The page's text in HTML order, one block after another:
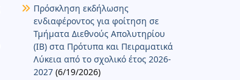
Πρόσκληση εκδήλωσης
ενδιαφέροντος για φοίτηση σε
Τμήματα Διεθνούς Απολυτηρίου
(IB) στα Πρότυπα και Πειραματικά
Λύκεια από το σχολικό έτος 2026-
2027 (6/19/2026)